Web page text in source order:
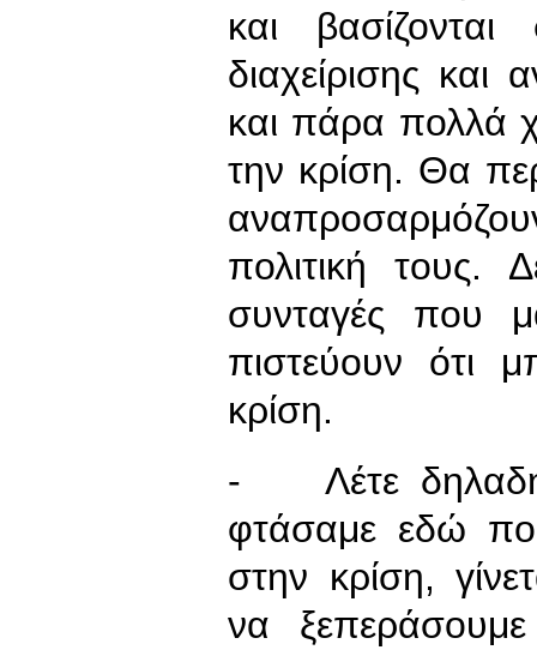
και
διαχείρισης
και πάρα πολλά
την κρίση. Θα
πολιτική τους.
συνταγές που
πιστεύουν ότι
κρίση.
- Λέτε δηλαδή
φτάσαμε εδώ
στην κρίση,
να